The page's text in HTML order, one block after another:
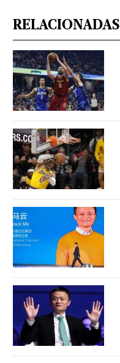
RELACIONADAS